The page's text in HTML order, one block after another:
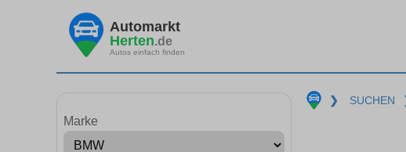
Automarkt
Herten.de
Autos einfach finden
Marke
❯ SUCHEN